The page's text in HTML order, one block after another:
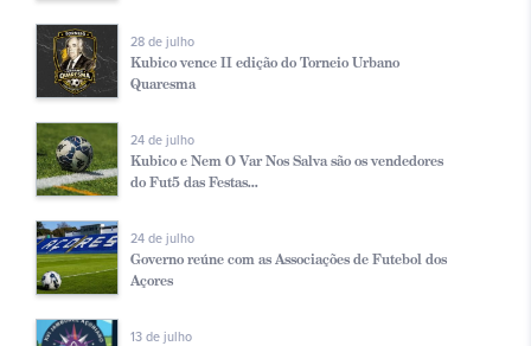
28 de julho
Kubico vence II edição do Torneio Urbano
Quaresma
24 de julho
Kubico e Nem O Var Nos Salva são os vendedores
do Fut5 das Festas...
24 de julho
Governo reúne com as Associações de Futebol dos
Açores
13 de julho